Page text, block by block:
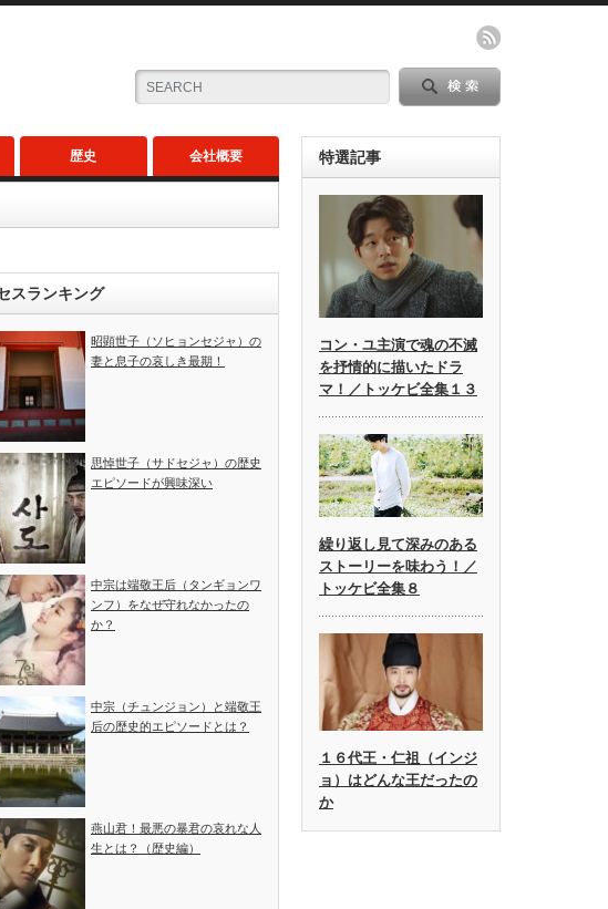
歴史 会社概要
スランキング
昭顕世子（ソヒョンセジャ）の
妻と息子の哀しき最期！
思悼世子（サドセジャ）の歴史
エピソードが興味深い
中宗は端敬王后（タンギョンワ
ンフ）をなぜ守れなかったの
か？
中宗（チュンジョン）と端敬王
后の歴史的エピソードとは？
燕山君！最悪の暴君の哀れな人
生とは？（歴史編）
特選記事
コン・ユ主演で魂の不滅
を抒情的に描いたドラ
マ！／トッケビ全集１３
繰り返し見て深みのある
ストーリーを味わう！／
トッケビ全集８
１６代王・仁祖（インジ
ョ）はどんな王だったの
か